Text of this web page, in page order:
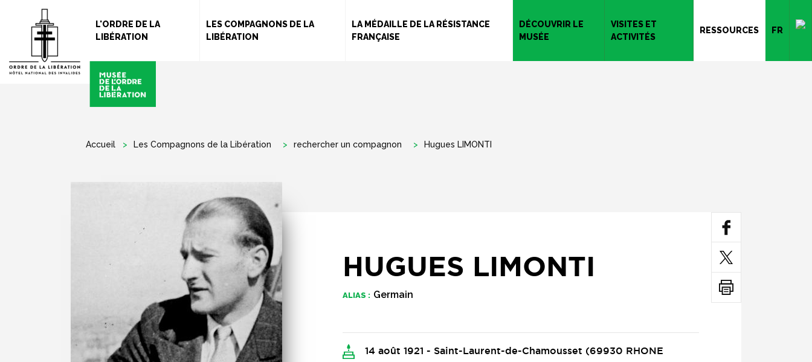
au
L'ORDRE DE LA
LIBÉRATION
LES COMPAGNONS DE LA
LIBÉRATION
LA MÉDAILLE DE LA RÉSISTANCE
FRANÇAISE
DÉCOUVRIR LE
MUSÉE
VISITES ET
ACTIVITÉS
RESSOURCES FR
Accueil Les Compagnons de la Libération rechercher un compagnon Hugues LIMONTI
HUGUES LIMONTI
ALIAS : Germain
14 août 1921 - Saint-Laurent-de-Chamousset (69930 RHONE